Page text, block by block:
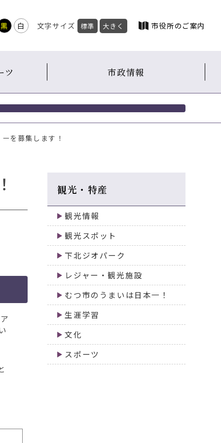
黒 白 文字サイズ 標準 大きく 市役所のご案内
ツ 市政情報
を募集します！
観光・特産
観光情報
観光スポット
下北ジオパーク
レジャー・観光施設
むつ市のうまいは日本一！
生涯学習
文化
スポーツ